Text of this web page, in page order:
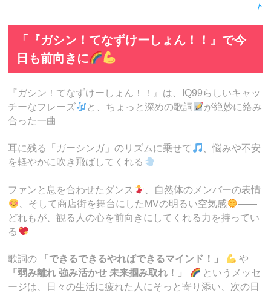
ト
「『ガシン！てなずけーしょん！！』で今
日も前向きに
『ガシン！てなずけーしょん！！』は、IQ99らしいキャッ
チーなフレーズ
と、ちょっと深めの歌詞
が絶妙に絡み
合った一曲
耳に残る「ガーシンガ」のリズムに乗せて
、悩みや不安
を軽やかに吹き飛ばしてくれる
ファンと息を合わせたダンス
、自然体のメンバーの表情
、そして商店街を舞台にしたMVの明るい空気感
――
どれもが、観る人の心を前向きにしてくれる力を持ってい
る
歌詞の 「できるできるやればできるマインド！」
や
「弱み離れ 強み活かせ 未来掴み取れ！」
というメッセ
ージは、日々の生活に疲れた人にそっと寄り添い、次の日